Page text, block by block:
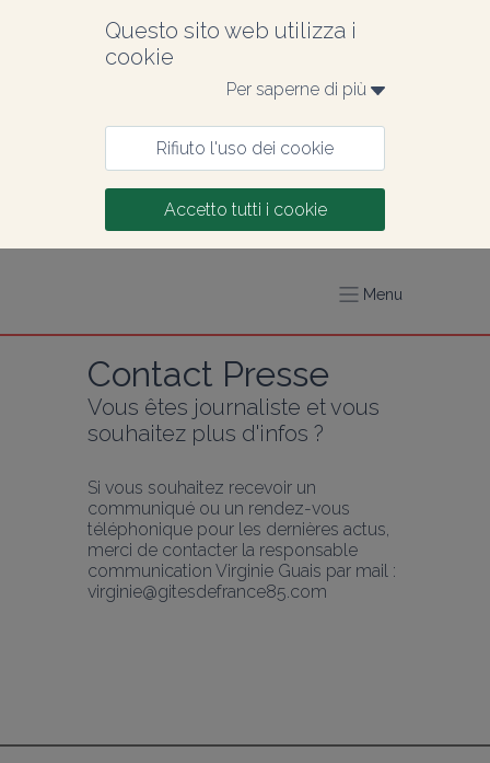
Questo sito web utilizza i
cookie
Per saperne di più
Rifiuto l'uso dei cookie
Accetto tutti i cookie
Menu
Contact Presse
Vous êtes journaliste et vous
souhaitez plus d'infos ?
Si vous souhaitez recevoir un
communiqué ou un rendez-vous
téléphonique pour les dernières actus,
merci de contacter la responsable
communication Virginie Guais par mail :
virginie@gitesdefrance85.com